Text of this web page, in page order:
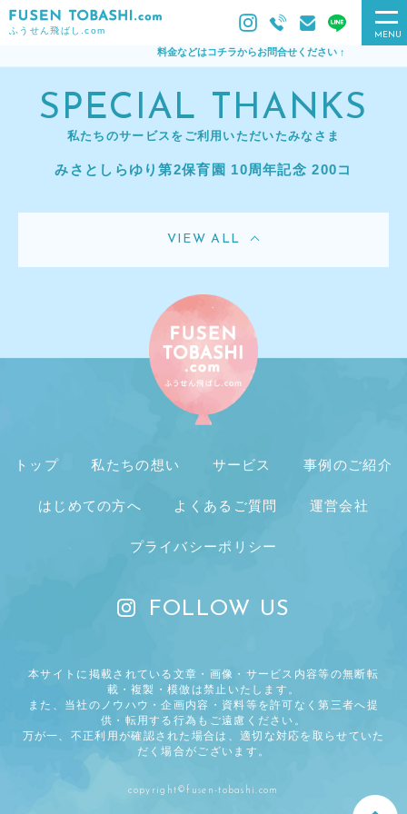
ふうせん飛ばし.com
料金などはコチラからお問合せください ↑
MENU
SPECIAL THANKS
私たちのサービスをご利用いただいたみなさま
みさとしらゆり第2保育園 10周年記念 200コ
VIEW ALL
トップ 私たちの想い サービス 事例のご紹介
はじめての方へ よくあるご質問 運営会社
プライバシーポリシー
FOLLOW US
本サイトに掲載されている文章・画像・サービス内容等の無断転
載・複製・模倣は禁止いたします。
また、当社のノウハウ・企画内容・資料等を許可なく第三者へ提
供・転用する行為もご遠慮ください。
万が一、不正利用が確認された場合は、適切な対応を取らせていた
だく場合がございます。
copyright©fusen-tobashi.com